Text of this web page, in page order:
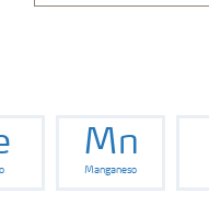
Mn
Manganeso